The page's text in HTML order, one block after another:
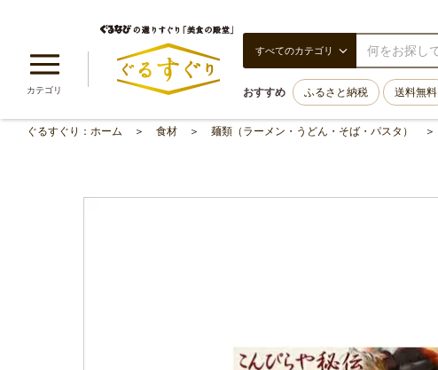
カテゴリ
すべてのカテゴリ
おすすめ ふるさと納税 送料無料
ぐるすぐり：ホーム 食材 麺類（ラーメン・うどん・そば・パスタ）